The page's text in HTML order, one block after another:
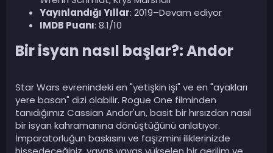
Yayınlandığı Yıllar: 2019–Devam ediyor
IMDB Puanı: 8.1/10
Bir isyan nasıl başlar?: Andor​
Star Wars evrenindeki en "yetişkin işi" ve en "ayakları
yere basan" dizi olabilir. Rogue One filminden
tanıdığımız Cassian Andor'un, basit bir hırsızdan nasıl
bir isyan kahramanına dönüştüğünü anlatıyor.
İmparatorluğun baskısını ve faşizmini iliklerinizde